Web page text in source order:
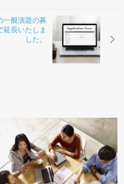
一般演題の募
延長いたしま
した。